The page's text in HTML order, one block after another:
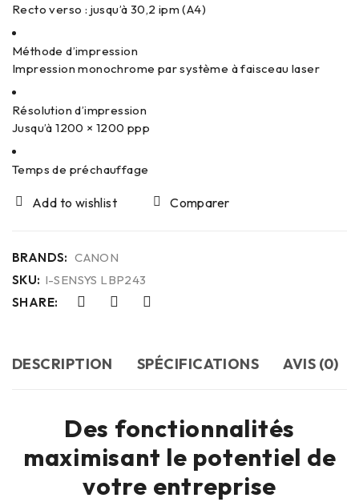
Recto verso : jusqu’à 30,2 ipm (A4)
Méthode d’impression
Impression monochrome par système à faisceau laser
Résolution d’impression
Jusqu’à 1200 × 1200 ppp
Temps de préchauffage
Comparer
BRANDS: CANON
SKU: I-SENSYS LBP243
SHARE:
DESCRIPTION SPÉCIFICATIONS AVIS (0)
Des fonctionnalités
maximisant le potentiel de
votre entreprise